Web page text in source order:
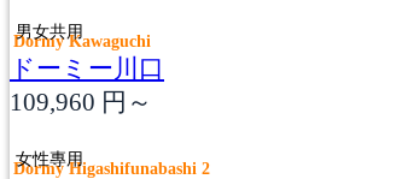
男女共用
Dormy Kawaguchi
ドーミー川口
109,960 円～
女性專用
Dormy Higashifunabashi 2